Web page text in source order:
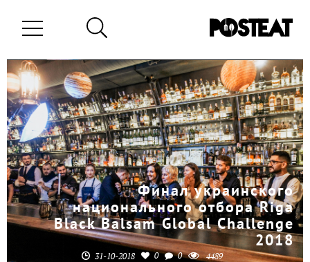
Финал украинского
национального отбора Riga
Black Balsam Global Challenge
2018
31-10-2018 0 0 4489